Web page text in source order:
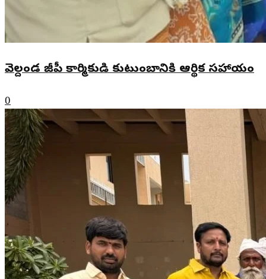
వెల్దండ జీపీ కార్మికుడి కుటుంబానికి ఆర్థిక సహాయం
0